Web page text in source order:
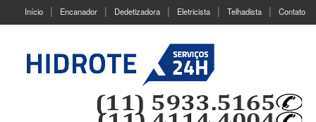
Início Encanador Dedetizadora Eletricista Telhadista Contato